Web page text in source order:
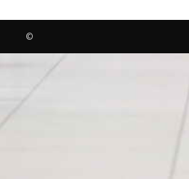
registratie
©